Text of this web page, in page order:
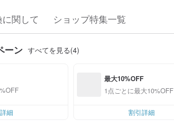
関して ショップ特集一覧
ーン すべてを見る(4)
細
最大10%OFF
1点ごとに最大10%OFF
割引詳細